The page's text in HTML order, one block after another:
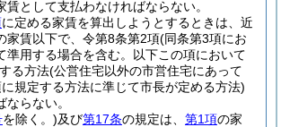
賃として支払わなければならない。
に定める家賃を算出しようとするときは、近
家賃以下で、令第8条第2項(同条第3項にお
準用する場合を含む。以下この項において
る方法(公営住宅以外の市営住宅にあって
規定する方法に準じて市長が定める方法)
らない。
を除く。)及び第17条の規定は、 第1項の家